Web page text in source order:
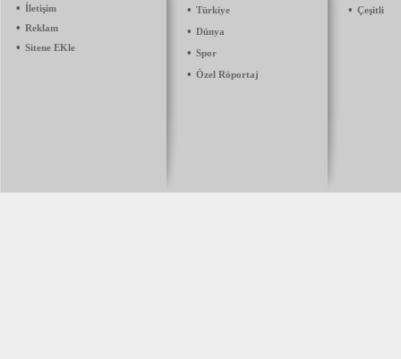
• İletişim
• Reklam
• Sitene EKle
• Türkiye
• Dünya
• Spor
• Özel Röportaj
• Çeşitli